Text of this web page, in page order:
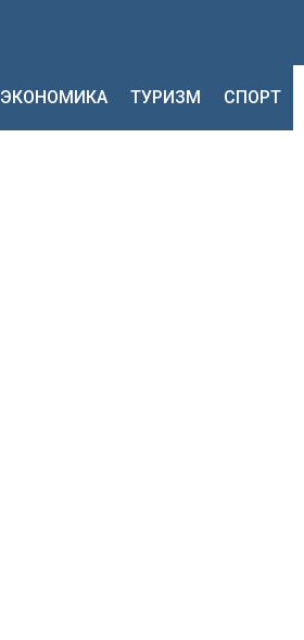
ЭКОНОМИКА ТУРИЗМ СПОРТ